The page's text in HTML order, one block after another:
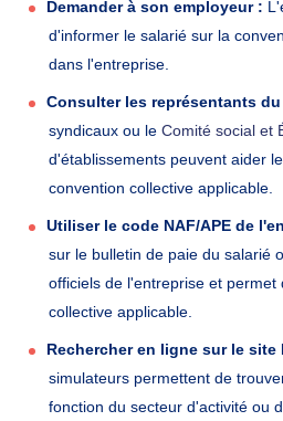
Demander à son employeur :
d'informer le salarié sur la
dans l'entreprise.
Consulter les représentants
syndicaux ou le Comité social et
d'établissements peuvent aider
convention collective applicable.
Utiliser le code NAF/APE de
sur le bulletin de paie du salarié
officiels de l'entreprise et permet
collective applicable.
Rechercher en ligne sur le site
simulateurs permettent de
fonction du secteur d'activité ou